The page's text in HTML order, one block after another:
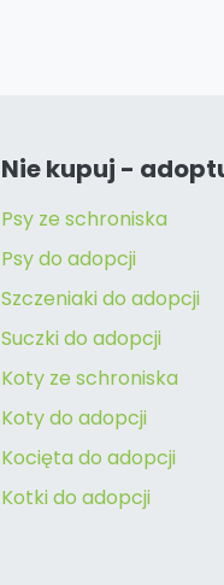
Nie kupuj -
Psy ze schroniska
Psy do adopcji
Szczeniaki do adopcji
Suczki do adopcji
Koty ze schroniska
Koty do adopcji
Kocięta do adopcji
Kotki do adopcji